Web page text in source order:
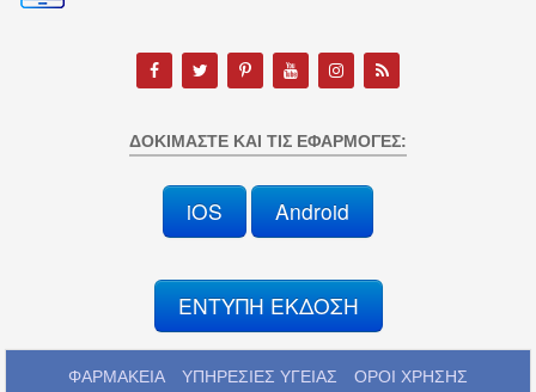
ΔΟΚΙΜΆΣΤΕ ΚΑΙ ΤΙΣ ΕΦΑΡΜΟΓΈΣ:
iOS Android
ΕΝΤΥΠΗ ΕΚΔΟΣΗ
ΦΑΡΜΑΚΕΙΑ ΥΠΗΡΕΣΙΕΣ ΥΓΕΙΑΣ ΟΡΟΙ ΧΡΗΣΗΣ